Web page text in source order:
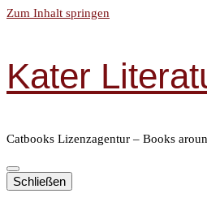
Zum Inhalt springen
Kater
Catbooks Lizenzagentur – Books
Schließen